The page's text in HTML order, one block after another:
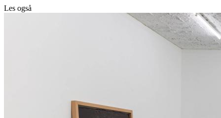
Les også